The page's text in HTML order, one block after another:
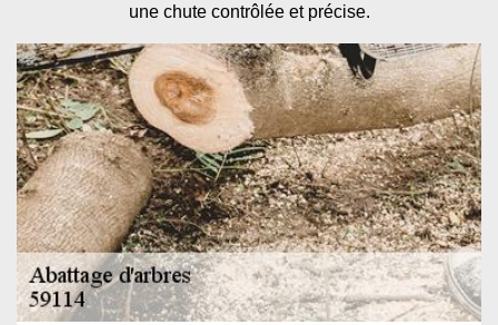
une chute contrôlée et précise.